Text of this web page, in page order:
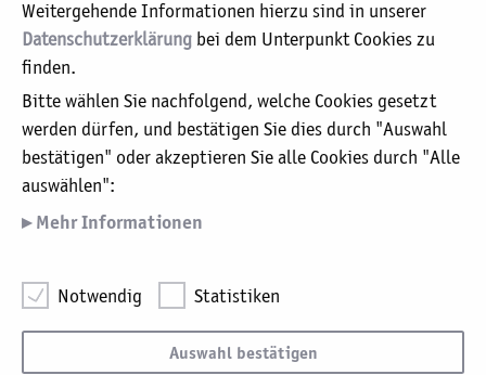
Organigramm
Aufsichtsrat / Kuratorium
Geschäftsführung / Verwaltung
Beauftrager für Medizinproduktesicherheit
Datenschutzerklärung
Grundsatzerklärung nach §6 Abs. 2
Krankenhauszukunftsgesetz: EU-Förderung für
Katholische Karl-Leisner-Trägergesellschaft mbH ·
Albersallee 5-7 · 47533 Kleve ·
·Impressum·Cookie-Einstellungen
Weitergehende Informationen hierzu sind in unserer
Datenschutzerklärung bei dem Unterpunkt Cookies zu
finden.
Bitte wählen Sie nachfolgend, welche Cookies gesetzt
werden dürfen, und bestätigen Sie dies durch "Auswahl
bestätigen" oder akzeptieren Sie alle Cookies durch "Alle
auswählen":
Mehr Informationen
Hierbei handelt es sich um Cookies, die für die
Grundfunktionen unserer Website notwendig sind,
weshalb auf diese nicht verzichtet werden kann.
Notwendig Statistiken
Auswahl bestätigen